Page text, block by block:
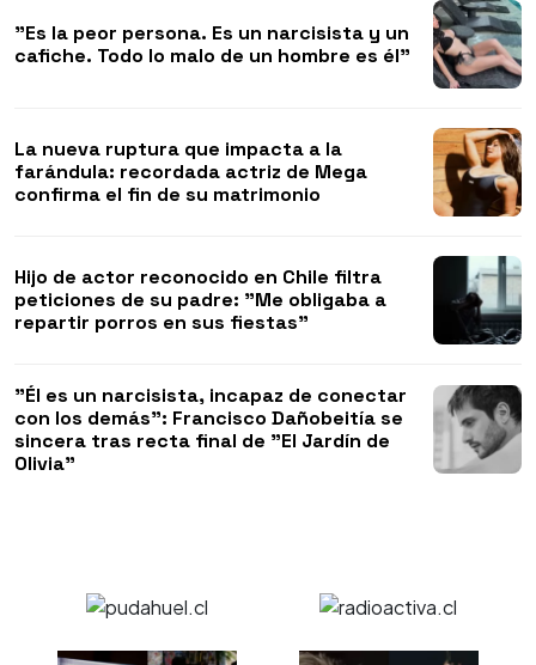
"Es la peor persona. Es un narcisista y un
cafiche. Todo lo malo de un hombre es él"
La nueva ruptura que impacta a la
farándula: recordada actriz de Mega
confirma el fin de su matrimonio
Hijo de actor reconocido en Chile filtra
peticiones de su padre: "Me obligaba a
repartir porros en sus fiestas"
"Él es un narcisista, incapaz de conectar
con los demás": Francisco Dañobeitía se
sincera tras recta final de "El Jardín de
Olivia"